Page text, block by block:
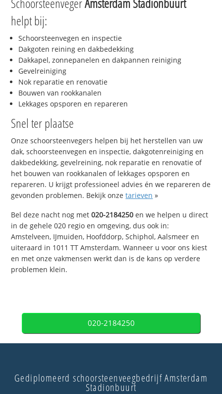
helpt bij:
Schoorsteenvegen en inspectie
Dakgoten reining en dakbedekking
Dakkapel, zonnepanelen en dakpannen reiniging
Gevelreiniging
Nok reparatie en renovatie
Bouwen van rookkanalen
Lekkages opsporen en repareren
Snel ter plaatse
Onze schoorsteenvegers helpen bij het herstellen van uw
dak, schoorsteenvegen en inspectie, dakgotenreiniging en
dakbedekking, gevelreining, nok reparatie en renovatie of
het bouwen van rookkanalen of lekkages opsporen en
repareren. U krijgt professioneel advies én we repareren de
gevonden problemen. Bekijk onzetarieven »
Bel deze nacht nog met020-2184250 en we helpen u direct
in de gehele 020 regio en omgeving, dus ook in:
Amstelveen, IJmuiden, Hoofddorp, Schiphol, Aalsmeer en
uiteraard in 1011 TT Amsterdam. Wanneer u voor ons kiest
en met onze vakmensen werkt dan is de kans op verdere
problemen klein.
020-2184250
Gediplomeerd schoorsteenveegbedrijf Amsterdam
Stadionbuurt